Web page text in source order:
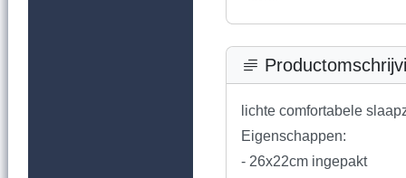
lichte comfortabele
Eigenschappen:
- 26x22cm ingepakt